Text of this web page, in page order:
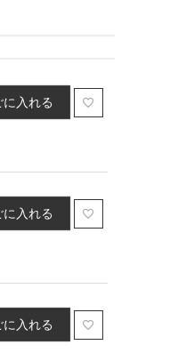
入れる
入れる
入れる